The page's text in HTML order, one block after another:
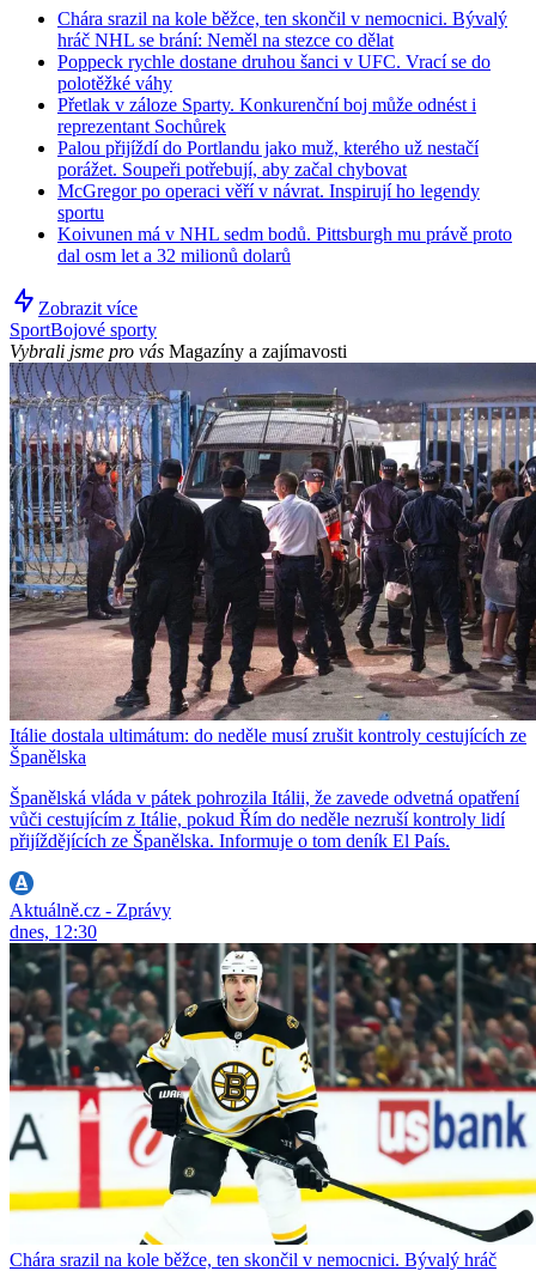
Chára srazil na kole běžce, ten skončil v nemocnici. Bývalý
hráč NHL se brání: Neměl na stezce co dělat
Poppeck rychle dostane druhou šanci v UFC. Vrací se do
polotěžké váhy
Přetlak v záloze Sparty. Konkurenční boj může odnést i
reprezentant Sochůrek
Palou přijíždí do Portlandu jako muž, kterého už nestačí
porážet. Soupeři potřebují, aby začal chybovat
McGregor po operaci věří v návrat. Inspirují ho legendy
sportu
Koivunen má v NHL sedm bodů. Pittsburgh mu právě proto
dal osm let a 32 milionů dolarů
Zobrazit více
SportBojové sporty
Vybrali jsme pro vás Magazíny a zajímavosti
Itálie dostala ultimátum: do neděle musí zrušit kontroly cestujících ze
Španělska
Španělská vláda v pátek pohrozila Itálii, že zavede odvetná opatření
vůči cestujícím z Itálie, pokud Řím do neděle nezruší kontroly lidí
přijíždějících ze Španělska. Informuje o tom deník El País.
Aktuálně.cz - Zprávy
dnes, 12:30
Chára srazil na kole běžce, ten skončil v nemocnici. Bývalý hráč